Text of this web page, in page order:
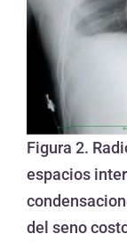
Figura 2.
espacios
del seno